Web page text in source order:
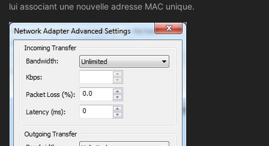
lui associant une nouvelle adresse MAC unique.